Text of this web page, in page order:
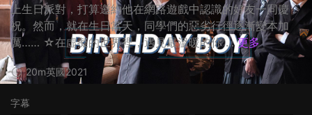
上生日派對，打算邀約他在網路遊戲中認識的好友一同慶
祝。然而，就在生日當天，同學們的惡劣行徑逐漸變本加
厲…… ☆在虛擬的世界裡，遇見最溫暖的你 ... 更多
20m英國2021
字幕